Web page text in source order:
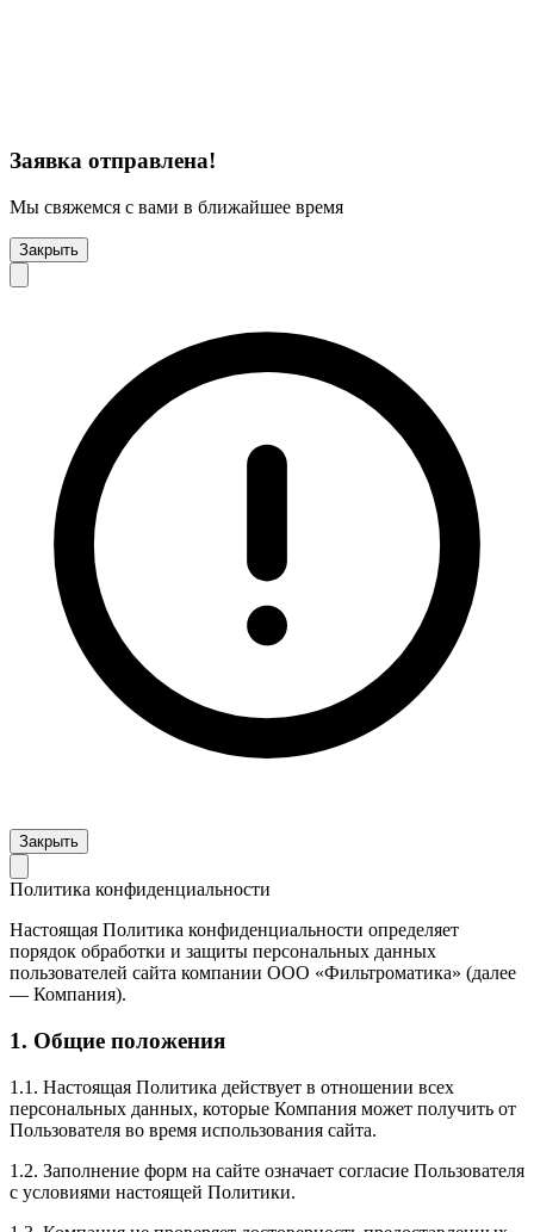
Заявка отправлена!
Мы свяжемся с вами в ближайшее время
Закрыть
Закрыть
Политика конфиденциальности
Настоящая Политика конфиденциальности определяет
порядок обработки и защиты персональных данных
пользователей сайта компании ООО «Фильтроматика» (далее
— Компания).
1. Общие положения
1.1. Настоящая Политика действует в отношении всех
персональных данных, которые Компания может получить от
Пользователя во время использования сайта.
1.2. Заполнение форм на сайте означает согласие Пользователя
с условиями настоящей Политики.